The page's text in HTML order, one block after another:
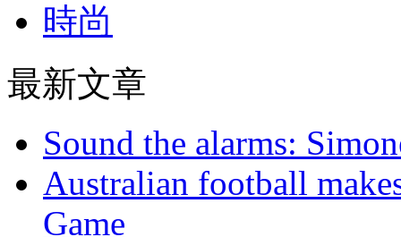
時尚
最新文章
Sound the alarms:
Australian football
Game